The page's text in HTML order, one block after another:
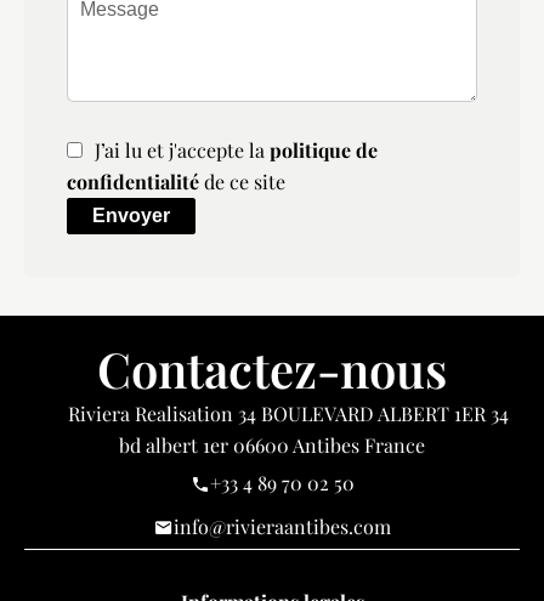
J’ai lu et j'accepte lapolitique de
confidentialitéde ce site
Envoyer
Contactez-nous
Riviera Realisation34 BOULEVARD ALBERT 1ER 34
bd albert 1er06600Antibes France
+33 4 89 70 02 50
info@rivieraantibes.com